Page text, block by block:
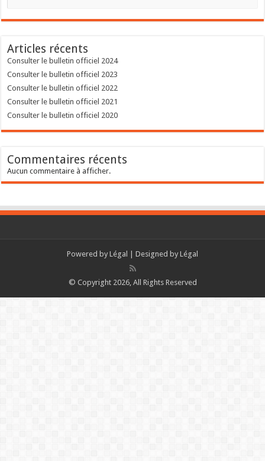
Articles récents
Consulter le bulletin officiel 2024
Consulter le bulletin officiel 2023
Consulter le bulletin officiel 2022
Consulter le bulletin officiel 2021
Consulter le bulletin officiel 2020
Commentaires récents
Aucun commentaire à afficher.
Powered by Légal | Designed by Légal
© Copyright 2026, All Rights Reserved